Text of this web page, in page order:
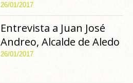
26/01/2017
Entrevista a Juan José
Andreo, Alcalde de Aledo
26/01/2017